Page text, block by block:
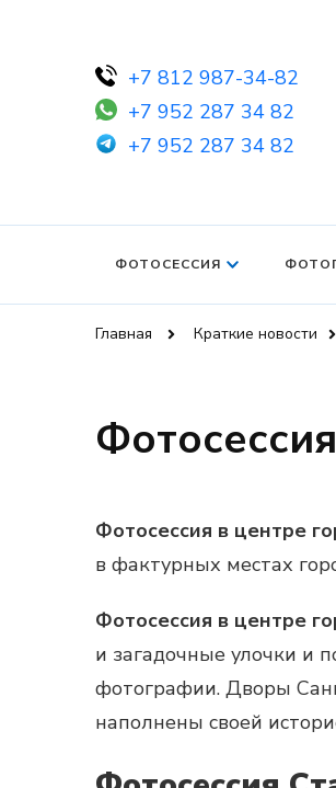
+7 812 987-34-82
+7 952 287 34 82
+7 952 287 34 82
ФОТОСЕССИЯ
Главная Краткие новости
Фотосессия в центре
в фактурных местах
Фотосессия в центре
и загадочные улочки и
фотографии. Дворы
наполнены своей